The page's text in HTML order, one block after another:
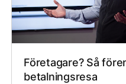
Företagare? Så
betalningsresa